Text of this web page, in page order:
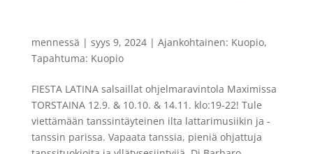
mennessä | syys 9, 2024| Ajankohtainen: Kuopio,
Tapahtuma: Kuopio
FIESTA LATINA salsaillat ohjelmaravintola Maximissa
TORSTAINA 12.9. & 10.10. & 14.11. klo:19-22! Tule
viettämään tanssintäyteinen ilta lattarimusiikin ja -
tanssin parissa. Vapaata tanssia, pieniä ohjattuja